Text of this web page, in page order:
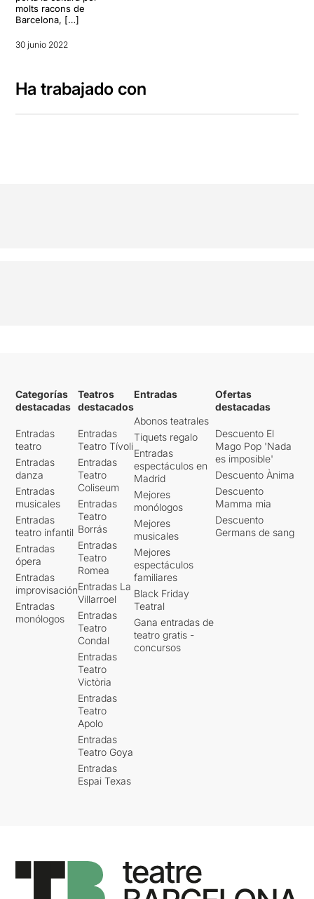
molts racons de
Barcelona, […]
30 junio 2022
Ha trabajado con
Categorías
destacadas
Entradas
teatro
Entradas
danza
Entradas
musicales
Entradas
teatro infantil
Entradas
ópera
Entradas
improvisación
Entradas
monólogos
Teatros
destacados
Entradas
Teatro Tívoli
Entradas
Teatro
Coliseum
Entradas
Teatro
Borrás
Entradas
Teatro
Romea
Entradas La
Villarroel
Entradas
Teatro
Condal
Entradas
Teatro
Victòria
Entradas
Teatro
Apolo
Entradas
Teatro Goya
Entradas
Espai Texas
Entradas
Abonos teatrales
Tiquets regalo
Entradas
espectáculos en
Madrid
Mejores
monólogos
Mejores
musicales
Mejores
espectáculos
familiares
Black Friday
Teatral
Gana entradas de
teatro gratis -
concursos
Ofertas
destacadas
Descuento El
Mago Pop 'Nada
es imposible'
Descuento Ànima
Descuento
Mamma mia
Descuento
Germans de sang